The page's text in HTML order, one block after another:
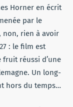
Horner en écrit
par le
non, rien à avoir
: le film est
fruit réussi d’une
Un long-
hors du temps…